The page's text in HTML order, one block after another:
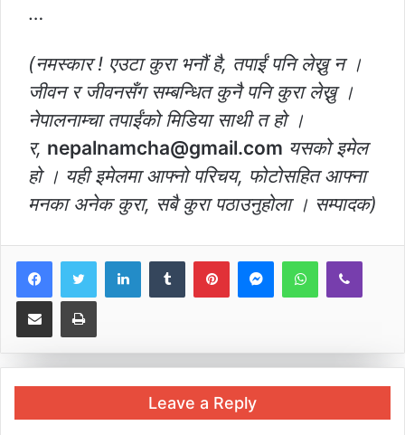
…
(नमस्कार ! एउटा कुरा भनौं है, तपाईं पनि लेख्नु न ।
जीवन र जीवनसँग सम्बन्धित कुनै पनि कुरा लेख्नु ।
नेपालनाम्चा तपाईंको मिडिया साथी त हो ।
र, nepalnamcha@gmail.com यसको इमेल
हो । यही इमेलमा आफ्नो परिचय, फोटोसहित आफ्ना
मनका अनेक कुरा, सबै कुरा पठाउनुहोला । सम्पादक)
LinkedInTumblrPinterestMessenger
WhatsApp
Viber
Share via EmailPrint
Leave a Reply